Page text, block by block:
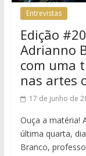
Entrevistas
Edição
Adrianno
com uma
nas artes
17 de junho de
Ouça a matéria!
última quarta,
Branco,